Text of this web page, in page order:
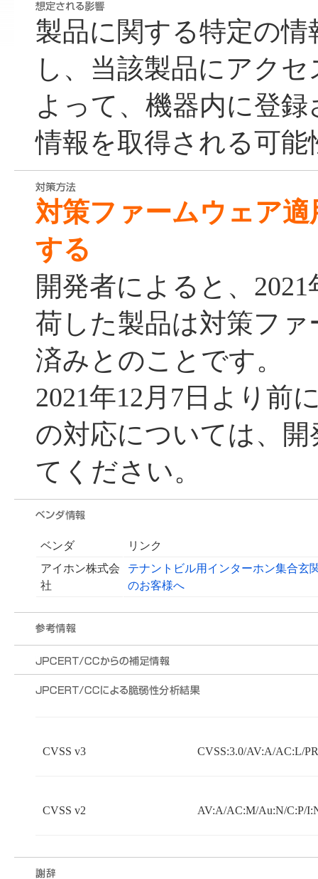
製品に関する特定の情
し、当該製品にアク
よって、機器内に登
情報を取得される可
対策ファームウェア
する
開発者によると、
荷した製品は対策フ
済みとのことです。
2021年12月7日より前
の対応については、
てください。
ベンダ
リンク
アイホン株式会
社
テナントビル用インターホン集合玄
のお客様へ
CVSS v3 CVSS:3.0/AV:A/AC:L/
CVSS v2 AV:A/AC:M/Au:N/C:P/